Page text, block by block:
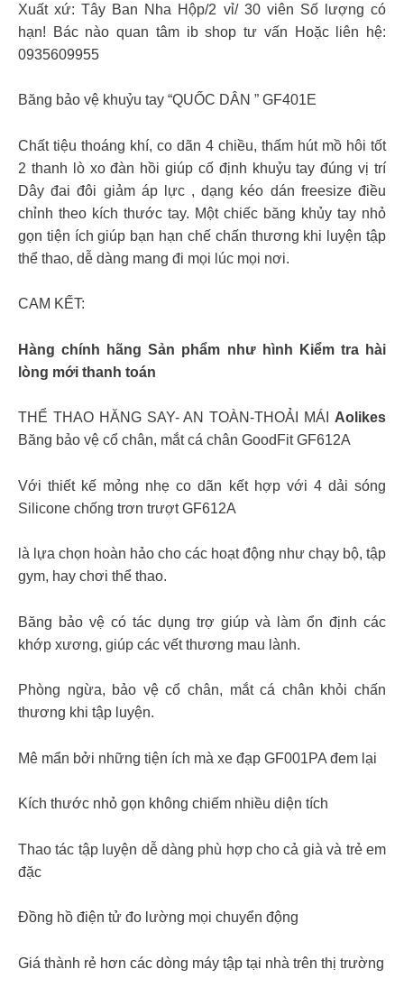
Xuất xứ: Tây Ban Nha Hộp/2 vỉ/ 30 viên Số lượng có
hạn! Bác nào quan tâm ib shop tư vấn Hoặc liên hệ:
0935609955
Băng bảo vệ khuỷu tay “QUỐC DÂN ” GF401E
Chất tiệu thoáng khí, co dãn 4 chiều, thấm hút mồ hôi tốt
2 thanh lò xo đàn hồi giúp cố định khuỷu tay đúng vị trí
Dây đai đôi giảm áp lực , dạng kéo dán freesize điều
chỉnh theo kích thước tay. Một chiếc băng khủy tay nhỏ
gọn tiện ích giúp bạn hạn chế chấn thương khi luyện tập
thể thao, dễ dàng mang đi mọi lúc mọi nơi.
CAM KẾT:
Hàng chính hãng Sản phẩm như hình Kiểm tra hài
lòng mới thanh toán
THỂ THAO HĂNG SAY- AN TOÀN-THOẢI MÁI Aolikes
Băng bảo vệ cổ chân, mắt cá chân GoodFit GF612A
Với thiết kế mỏng nhẹ co dãn kết hợp với 4 dải sóng
Silicone chống trơn trượt GF612A
là lựa chọn hoàn hảo cho các hoạt động như chạy bộ, tập
gym, hay chơi thể thao.
Băng bảo vệ có tác dụng trợ giúp và làm ổn định các
khớp xương, giúp các vết thương mau lành.
Phòng ngừa, bảo vệ cổ chân, mắt cá chân khỏi chấn
thương khi tập luyện.
Mê mẩn bởi những tiện ích mà xe đạp GF001PA đem lại
Kích thước nhỏ gọn không chiếm nhiều diện tích
Thao tác tập luyện dễ dàng phù hợp cho cả già và trẻ em
đặc
Đồng hồ điện tử đo lường mọi chuyển động
Giá thành rẻ hơn các dòng máy tập tại nhà trên thị trường